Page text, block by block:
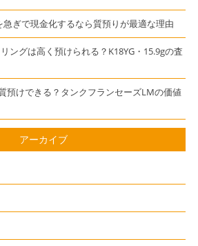
急ぎで現金化するなら質預りが最適な理由
ングは高く預けられる？K18YG・15.9gの査
預けできる？タンクフランセーズLMの価値
アーカイブ